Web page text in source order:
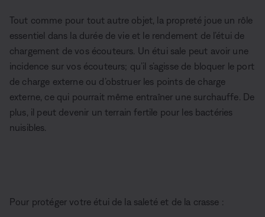
Tout comme pour tout autre objet, la propreté joue un rôle
essentiel dans la durée de vie et le rendement de l’étui de
chargement de vos écouteurs. Un étui sale peut avoir une
incidence sur vos écouteurs; qu’il s’agisse de bloquer le port
de charge externe ou d’obstruer les points de charge
externe, ce qui pourrait même entraîner une surchauffe. De
plus, il peut devenir un terrain fertile pour les bactéries
nuisibles.
Pour protéger votre étui de la saleté et de la crasse :